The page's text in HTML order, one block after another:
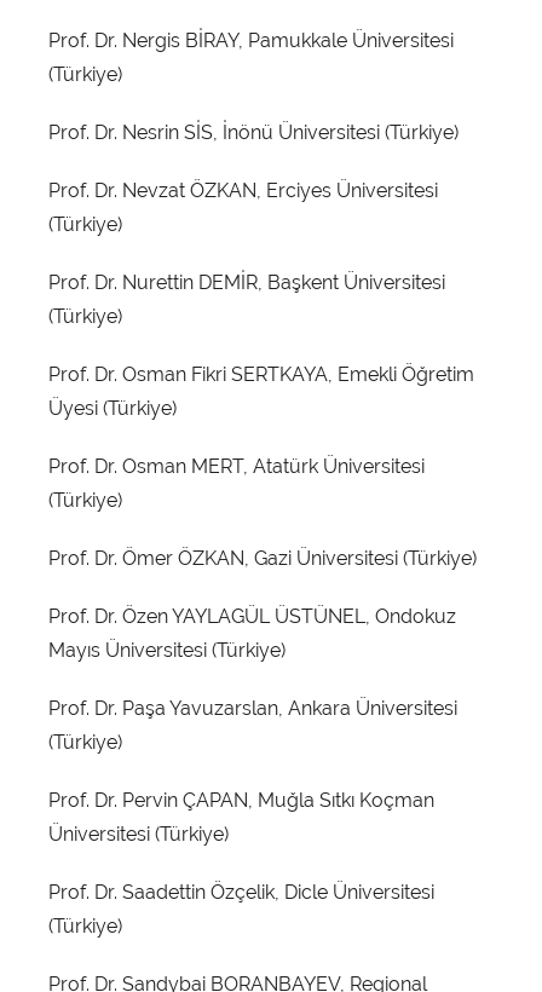
Prof. Dr. Nergis BİRAY, Pamukkale Üniversitesi
(Türkiye)
Prof. Dr. Nesrin SİS, İnönü Üniversitesi (Türkiye)
Prof. Dr. Nevzat ÖZKAN, Erciyes Üniversitesi
(Türkiye)
Prof. Dr. Nurettin DEMİR, Başkent Üniversitesi
(Türkiye)
Prof. Dr. Osman Fikri SERTKAYA, Emekli Öğretim
Üyesi (Türkiye)
Prof. Dr. Osman MERT, Atatürk Üniversitesi
(Türkiye)
Prof. Dr. Ömer ÖZKAN, Gazi Üniversitesi (Türkiye)
Prof. Dr. Özen YAYLAGÜL ÜSTÜNEL, Ondokuz
Mayıs Üniversitesi (Türkiye)
Prof. Dr. Paşa Yavuzarslan, Ankara Üniversitesi
(Türkiye)
Prof. Dr. Pervin ÇAPAN, Muğla Sıtkı Koçman
Üniversitesi (Türkiye)
Prof. Dr. Saadettin Özçelik, Dicle Üniversitesi
(Türkiye)
Prof. Dr. Sandybai BORANBAYEV, Regional